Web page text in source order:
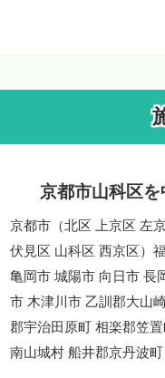
京都市山科区を
京都市（北区 上京区 左
伏見区 山科区 西京区）
亀岡市 城陽市 向日市 長
市 木津川市 乙訓郡大山
郡宇治田原町 相楽郡笠
南山城村 船井郡京丹波